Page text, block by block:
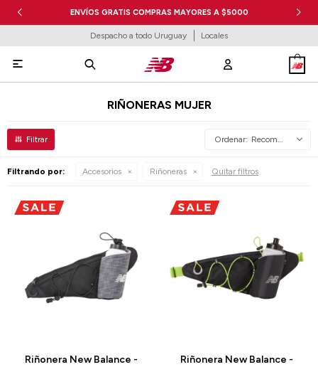
ENVÍOS GRATIS COMPRAS MAYORES A $5000
Despacho a todo Uruguay Locales

RIÑONERAS MUJER
Recomendados
Filtrando por: Accesorios Riñoneras Quitar filtros
Riñonera New Balance -
Riñonera New Balance -